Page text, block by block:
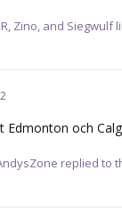
, Zino, and Siegwulf
Edmonton och
replied to